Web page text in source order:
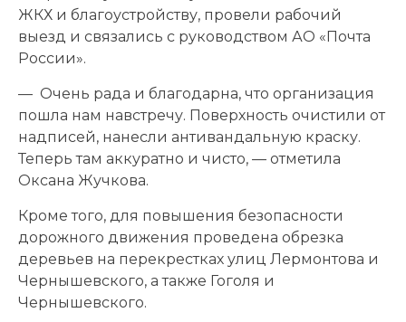
ЖКХ и благоустройству, провели рабочий
выезд и связались с руководством АО «Почта
России».
— Очень рада и благодарна, что организация
пошла нам навстречу. Поверхность очистили от
надписей, нанесли антивандальную краску.
Теперь там аккуратно и чисто, — отметила
Оксана Жучкова.
Кроме того, для повышения безопасности
дорожного движения проведена обрезка
деревьев на перекрестках улиц Лермонтова и
Чернышевского, а также Гоголя и
Чернышевского.